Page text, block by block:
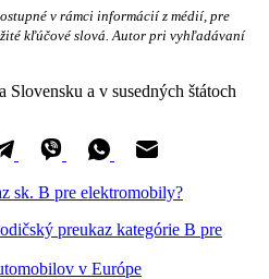
v rámci informácií z médií, pre
kľúčové slová. Autor pri vyhľadávaní
Slovensku a v susedných štátoch
preukaz kategórie B pre
v Európe